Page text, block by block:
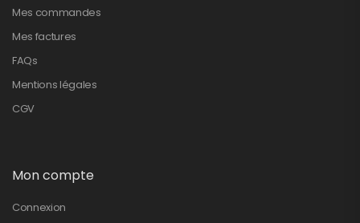
Mes commandes
Mes factures
FAQs
Mentions légales
CGV
Mon compte
Connexion